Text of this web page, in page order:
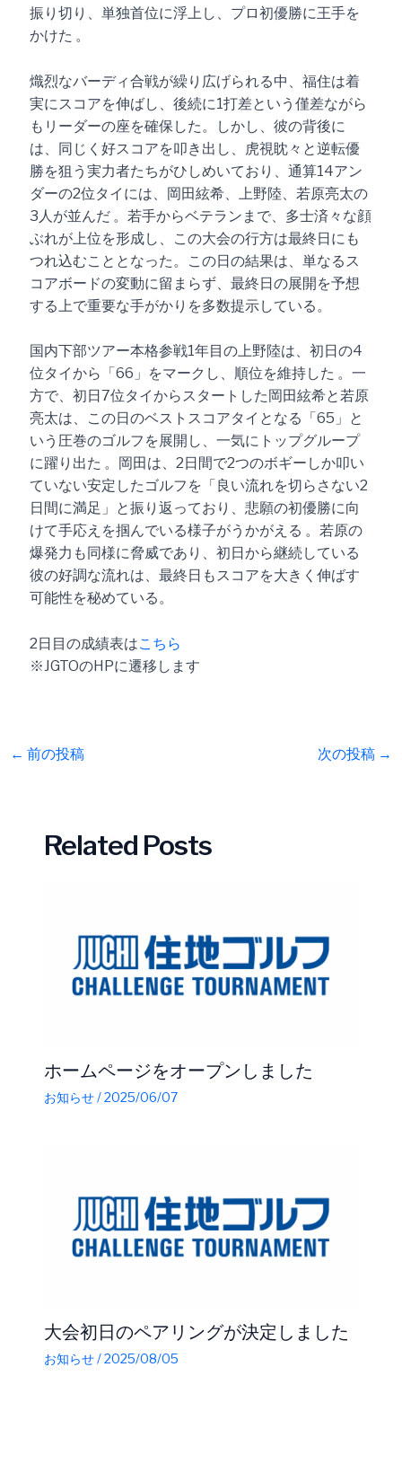
振り切り、単独首位に浮上し、プロ初優勝に王手を
かけた 。
熾烈なバーディ合戦が繰り広げられる中、福住は着
実にスコアを伸ばし、後続に1打差という僅差ながら
もリーダーの座を確保した。しかし、彼の背後に
は、同じく好スコアを叩き出し、虎視眈々と逆転優
勝を狙う実力者たちがひしめいており、通算14アン
ダーの2位タイには、岡田絃希、上野陸、若原亮太の
3人が並んだ 。若手からベテランまで、多士済々な顔
ぶれが上位を形成し、この大会の行方は最終日にも
つれ込むこととなった。この日の結果は、単なるス
コアボードの変動に留まらず、最終日の展開を予想
する上で重要な手がかりを多数提示している。
国内下部ツアー本格参戦1年目の上野陸は、初日の4
位タイから「66」をマークし、順位を維持した 。一
方で、初日7位タイからスタートした岡田絃希と若原
亮太は、この日のベストスコアタイとなる「65」と
いう圧巻のゴルフを展開し、一気にトップグループ
に躍り出た 。岡田は、2日間で2つのボギーしか叩い
ていない安定したゴルフを「良い流れを切らさない2
日間に満足」と振り返っており、悲願の初優勝に向
けて手応えを掴んでいる様子がうかがえる 。若原の
爆発力も同様に脅威であり、初日から継続している
彼の好調な流れは、最終日もスコアを大きく伸ばす
可能性を秘めている。
2日目の成績表はこちら
※JGTOのHPに遷移します
← 前の投稿 次の投稿 →
Related Posts
ホームページをオープンしました
お知らせ/2025/06/07
大会初日のペアリングが決定しました
お知らせ/2025/08/05